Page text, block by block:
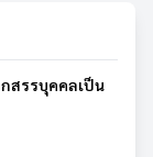
สรรบุคคลเป็น